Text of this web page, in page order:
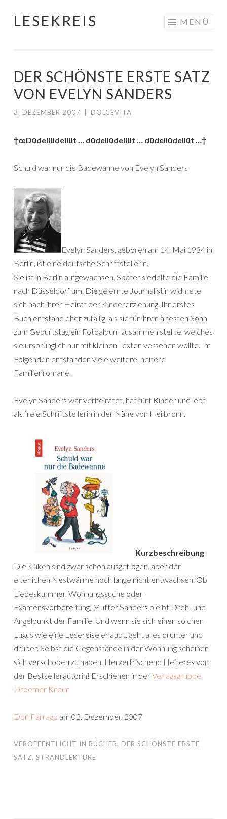
Springe
LESEKREIS MENÜ
DER SCHÖNSTE ERSTE SATZ
VON EVELYN SANDERS
3. DEZEMBER 2007 DOLCEVITA
†œDüdellüdellüt … düdellüdellüt … düdellüdellüt …†
Schuld war nur die Badewanne von Evelyn Sanders
Evelyn Sanders, geboren am 14. Mai 1934 in
Berlin, ist eine deutsche Schriftstellerin.
Sie ist in Berlin aufgewachsen. Später siedelte die Familie
nach Düsseldorf um. Die gelernte Journalistin widmete
sich nach ihrer Heirat der Kindererziehung. Ihr erstes
Buch entstand eher zufällig, als sie für ihren ältesten Sohn
zum Geburtstag ein Fotoalbum zusammen stellte, welches
sie ursprünglich nur mit kleinen Texten versehen wollte. Im
Folgenden entstanden viele weitere, heitere
Familienromane.
Evelyn Sanders war verheiratet, hat fünf Kinder und lebt
als freie Schriftstellerin in der Nähe von Heilbronn.
Kurzbeschreibung
Die Küken sind zwar schon ausgeflogen, aber der
elterlichen Nestwärme noch lange nicht entwachsen. Ob
Liebeskummer, Wohnungssuche oder
Examensvorbereitung, Mutter Sanders bleibt Dreh- und
Angelpunkt der Familie. Und wenn sie sich einen solchen
Luxus wie eine Lesereise erlaubt, geht alles drunter und
drüber. Selbst die Gegenstände in der Wohnung scheinen
sich verschoben zu haben. Herzerfrischend Heiteres von
der Bestsellerautorin! Erschienen in derVerlagsgruppe
Droemer Knaur
Don Farrago am 02. Dezember, 2007
VERÖFFENTLICHT IN BÜCHER, DER SCHÖNSTE ERSTE
SATZ, STRANDLEKTÜRE